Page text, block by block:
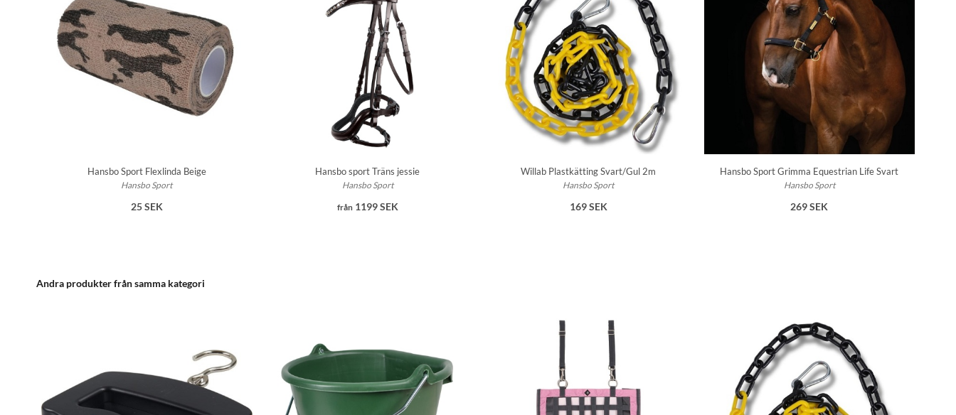
Hansbo Sport Flexlinda Beige
Hansbo Sport
25 SEK
Hansbo sport Träns jessie
Hansbo Sport
från1199 SEK
Willab Plastkätting Svart/Gul 2m
Hansbo Sport
169 SEK
Hansbo Sport Grimma Equestrian Life Svart
Hansbo Sport
269 SEK
Andra produkter från samma kategori